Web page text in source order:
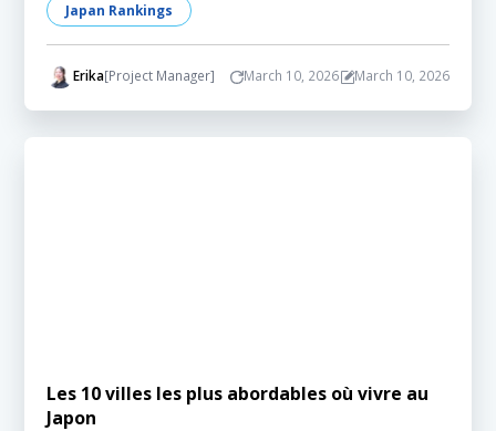
Japan Rankings
Erika[Project Manager] March 10, 2026 March 10, 2026
Les 10 villes les plus abordables où vivre au
Japon